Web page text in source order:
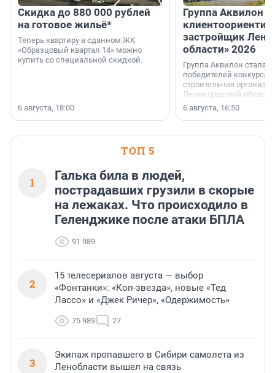
Скидка до 880 000 рублей
на готовое жильё*
Теперь квартиру в сданном ЖК
«Образцовый квартал 14» можно
купить со специальной скидкой.
6 августа, 18:00
Группа Аквилон
застройщик
области» 2026
Группа Аквилон стала
победителей конкурса
строительная
Ленинградской области
номинации «Самый
застройщик
6 августа, 16:50
ТОП 5
1
Галька била в людей,
пострадавших грузили в скорые
на лежаках. Что происходило в
Геленджике после атаки БПЛА
91 989
2
15 телесериалов августа — выбор
«Фонтанки»: «Коп-звезда», новые «Тед
Лассо» и «Джек Ричер», «Одержимость»
75 989 27
3
Экипаж пропавшего в Сибири самолета из
Ленобласти вышел на связь